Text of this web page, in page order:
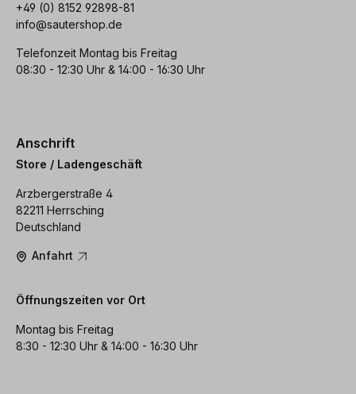
+49 (0) 8152 92898-81
info@sautershop.de
Telefonzeit Montag bis Freitag
08:30 - 12:30 Uhr & 14:00 - 16:30 Uhr
Anschrift
Store / Ladengeschäft
Arzbergerstraße 4
82211 Herrsching
Deutschland
Anfahrt
Öffnungszeiten vor Ort
Montag bis Freitag
8:30 - 12:30 Uhr & 14:00 - 16:30 Uhr